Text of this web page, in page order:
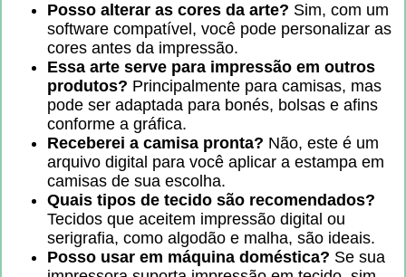
Posso alterar as cores da arte? Sim, com um
software compatível, você pode personalizar as
cores antes da impressão.
Essa arte serve para impressão em outros
produtos? Principalmente para camisas, mas
pode ser adaptada para bonés, bolsas e afins
conforme a gráfica.
Receberei a camisa pronta? Não, este é um
arquivo digital para você aplicar a estampa em
camisas de sua escolha.
Quais tipos de tecido são recomendados?
Tecidos que aceitem impressão digital ou
serigrafia, como algodão e malha, são ideais.
Posso usar em máquina doméstica? Se sua